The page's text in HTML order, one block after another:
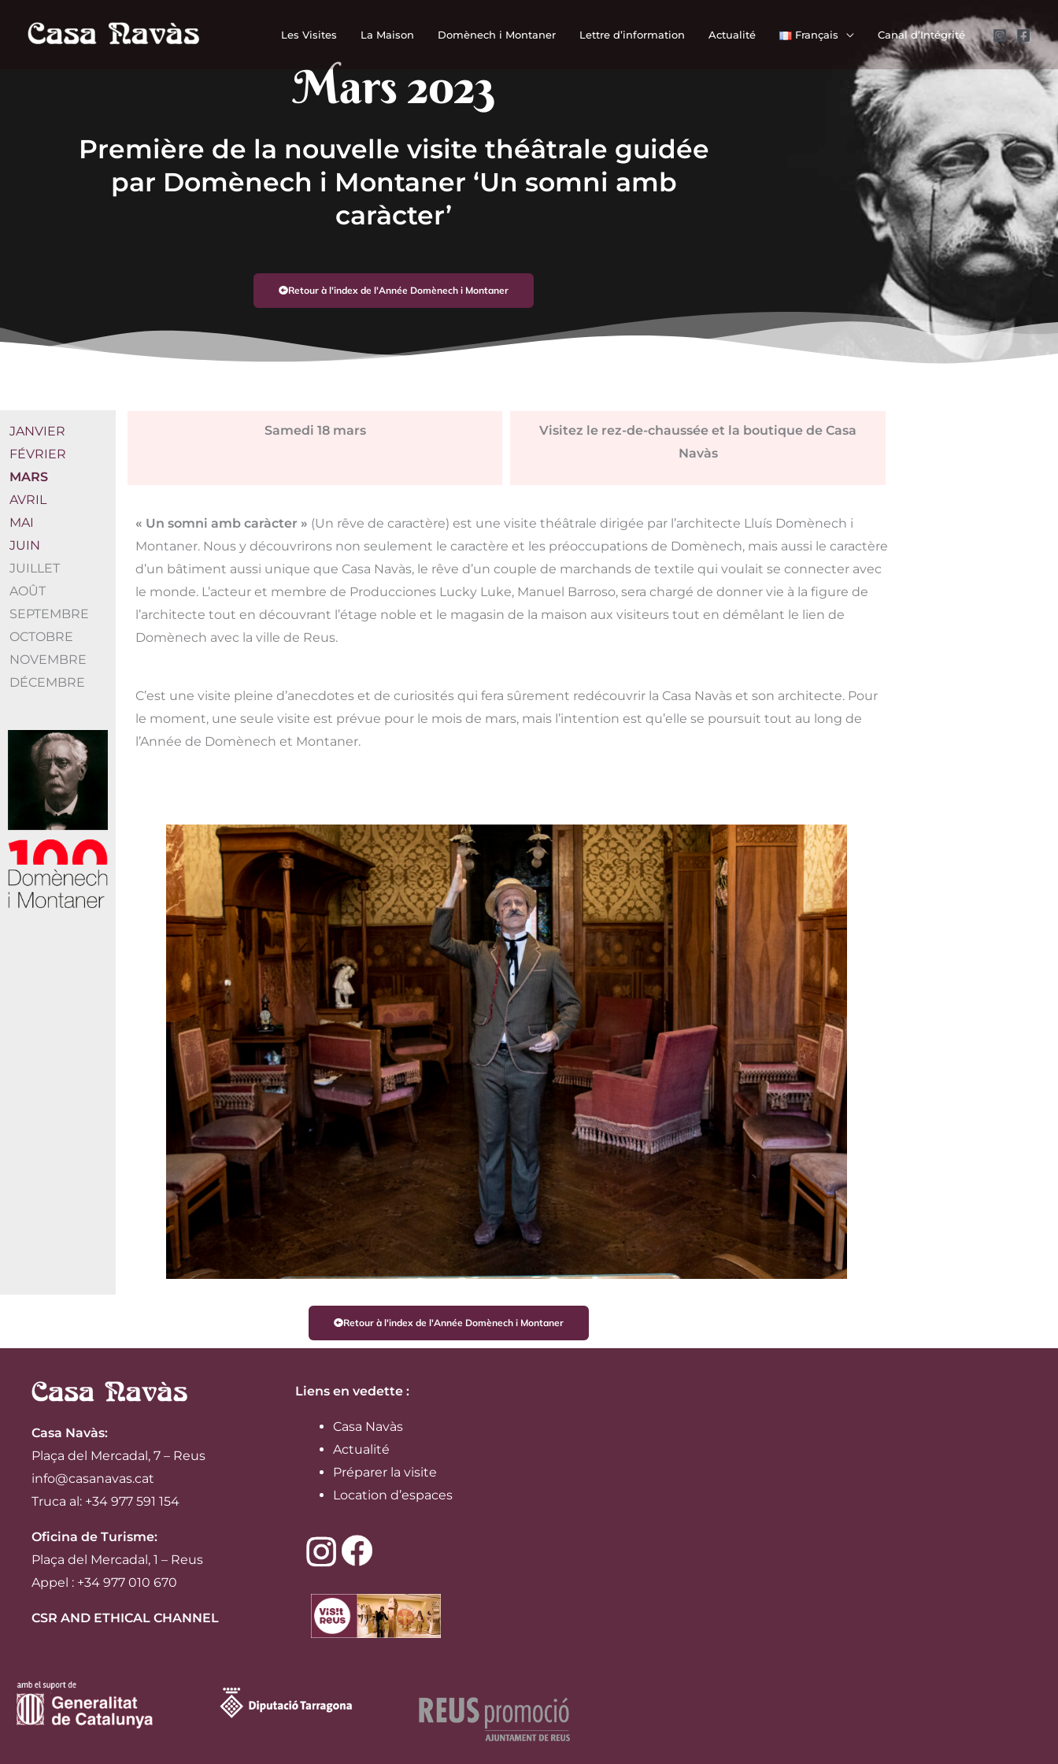
Les Visites La Maison Domènech i Montaner Lettre d’information Actualité Français Canal d’Intégrité
Mars 2023
Première de la nouvelle visite théâtrale guidée
par Domènech i Montaner ‘Un somni amb
caràcter’
Retour à l'index de l'Année Domènech i Montaner
JANVIER
FÉVRIER
MARS
AVRIL
MAI
JUIN
JUILLET
AOÛT
SEPTEMBRE
OCTOBRE
NOVEMBRE
DÉCEMBRE
Samedi 18 mars
Visitez le rez-de-chaussée et la boutique de Casa
Navàs
« Un somni amb caràcter » (Un rêve de caractère) est une visite théâtrale dirigée par l’architecte Lluís Domènech i
Montaner. Nous y découvrirons non seulement le caractère et les préoccupations de Domènech, mais aussi le caractère
d’un bâtiment aussi unique que Casa Navàs, le rêve d’un couple de marchands de textile qui voulait se connecter avec
le monde. L’acteur et membre de Producciones Lucky Luke, Manuel Barroso, sera chargé de donner vie à la figure de
l’architecte tout en découvrant l’étage noble et le magasin de la maison aux visiteurs tout en démêlant le lien de
Domènech avec la ville de Reus.
C’est une visite pleine d’anecdotes et de curiosités qui fera sûrement redécouvrir la Casa Navàs et son architecte. Pour
le moment, une seule visite est prévue pour le mois de mars, mais l’intention est qu’elle se poursuit tout au long de
l’Année de Domènech et Montaner.
Retour à l'index de l'Année Domènech i Montaner
Casa Navàs:
Plaça del Mercadal, 7 – Reus
info@casanavas.cat
Truca al: +34 977 591 154
Oficina de Turisme:
Plaça del Mercadal, 1 – Reus
Appel : +34 977 010 670
CSR AND ETHICAL CHANNEL
Liens en vedette :
Casa Navàs
Actualité
Préparer la visite
Location d’espaces